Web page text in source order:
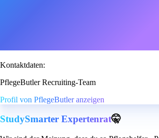
Kontaktdaten:
PflegeButler Recruiting-Team
Profil von PflegeButler anzeigen
StudySmarter Expertenrat🤫